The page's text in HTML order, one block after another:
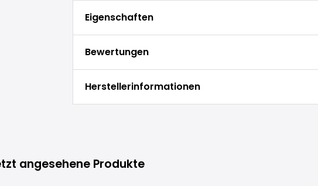
Eigenschaften
Bewertungen
Herstellerinformationen
angesehene Produkte